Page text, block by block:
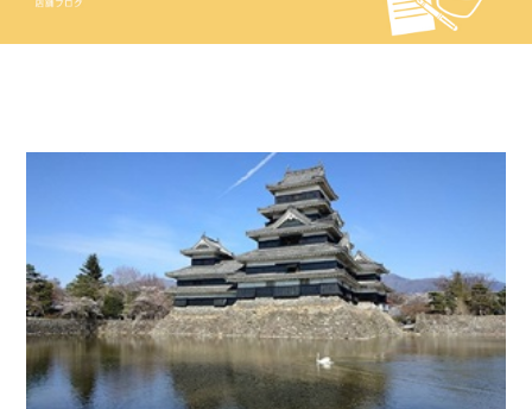
店舗情報
ご購入者サポート
アフターサポート
会社情報
カタ